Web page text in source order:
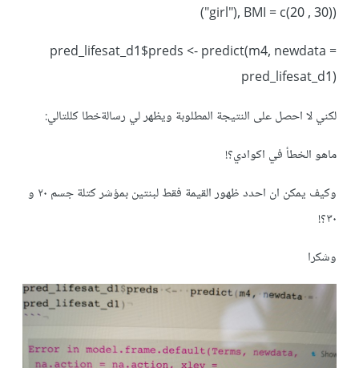
("girl"), BMI = c(20 , 30))
pred_lifesat_d1$preds <- predict(m4, newdata =
pred_lifesat_d1)
لكني لا احصل على النتيجة المطلوبة ويظهر لي رسالةخطا كللتالي:
ماهو الخطأ في اكوادي؟!
وكيف يمكن ان احدد ظهور القيمة فقط لبنتين بمؤشر كتلة جسم ٢٠ و
٣٠؟!
وشكرا